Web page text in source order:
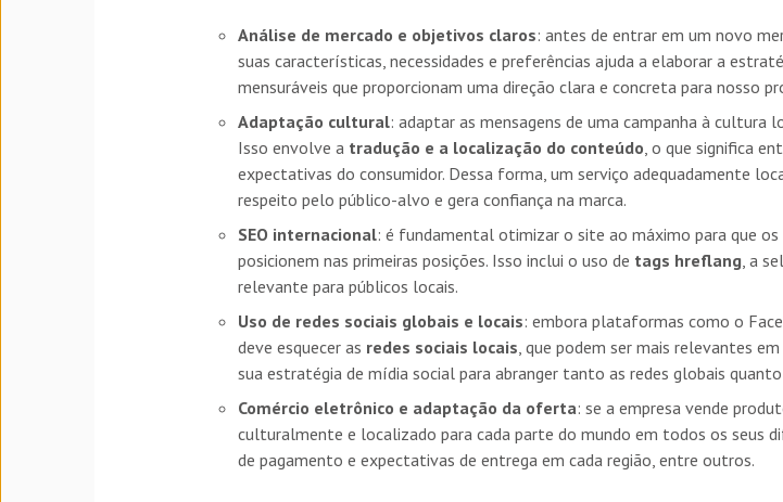
Análise de mercado e objetivos claros: antes de entrar em um novo
suas características, necessidades e preferências ajuda a elaborar a
mensuráveis que proporcionam uma direção clara e concreta para nosso
Adaptação cultural: adaptar as mensagens de uma campanha à
Isso envolve a tradução e a localização do conteúdo, o que significa
expectativas do consumidor. Dessa forma, um serviço adequadamente
respeito pelo público-alvo e gera confiança na marca.
SEO internacional: é fundamental otimizar o site ao máximo para que os
posicionem nas primeiras posições. Isso inclui o uso de tags hreflang, a
relevante para públicos locais.
Uso de redes sociais globais e locais: embora plataformas como o
deve esquecer as redes sociais locais, que podem ser mais relevantes
sua estratégia de mídia social para abranger tanto as redes globais
Comércio eletrônico e adaptação da oferta: se a empresa vende
culturalmente e localizado para cada parte do mundo em todos os seus
de pagamento e expectativas de entrega em cada região, entre outros.